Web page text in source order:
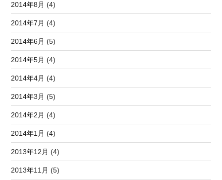
2014年8月 (4)
2014年7月 (4)
2014年6月 (5)
2014年5月 (4)
2014年4月 (4)
2014年3月 (5)
2014年2月 (4)
2014年1月 (4)
2013年12月 (4)
2013年11月 (5)